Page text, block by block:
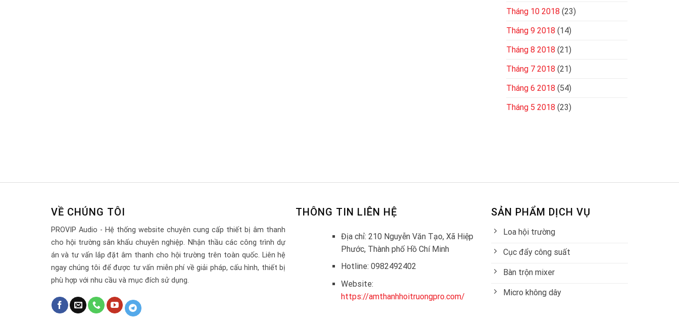
Tháng 10 2018 (23)
Tháng 9 2018 (14)
Tháng 8 2018 (21)
Tháng 7 2018 (21)
Tháng 6 2018 (54)
Tháng 5 2018 (23)
VỀ CHÚNG TÔI
PROVIP Audio - Hệ thống website chuyên cung cấp thiết bị âm thanh
cho hội trường sân khấu chuyên nghiệp. Nhận thầu các công trình dự
án và tư vấn lắp đặt âm thanh cho hội trường trên toàn quốc. Liên hệ
ngay chúng tôi để được tư vấn miễn phí về giải pháp, cấu hình, thiết bị
phù hợp với nhu cầu và mục đích sử dụng.
THÔNG TIN LIÊN HỆ
Địa chỉ: 210 Nguyễn Văn Tạo, Xã Hiệp
Phước, Thành phố Hồ Chí Minh
Hotline: 0982492402
Website:
https://amthanhhoitruongpro.com/
SẢN PHẨM DỊCH VỤ
Loa hội trường
Cục đẩy công suất
Bàn trộn mixer
Micro không dây